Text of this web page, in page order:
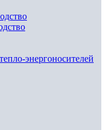
энергоносителей